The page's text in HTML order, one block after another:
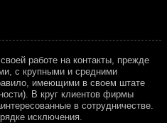
работе на контакты, прежде
с крупными и средними
имеющими в своем штате
В круг клиентов фирмы
в сотрудничестве.
исключения.